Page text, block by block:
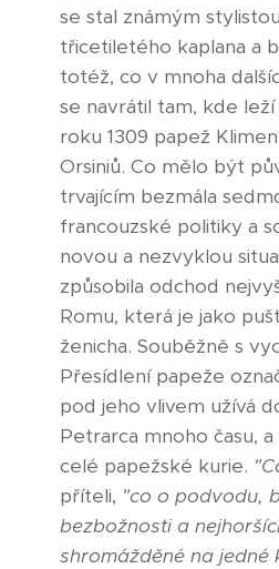
se stal známým
třicetiletého kaplana a
totéž, co v mnoha
se navrátil tam, kde
roku 1309 papež
Orsiniů. Co mělo být
trvajícím bezmála
francouzské politiky a
novou a nezvyklou
způsobila odchod
Romu, která je jako
ženicha. Souběžně s
Přesídlení papeže
pod jeho vlivem užívá
Petrarca mnoho času,
celé papežské kurie.
příteli, "co o podvodu,
bezbožnosti a
shromážděné na jedné